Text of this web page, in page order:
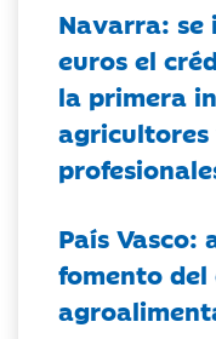
Navarra:
euros el
la primera
País Vasco:
fomento